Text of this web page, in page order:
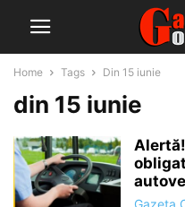
Home Tags Din 15 iunie
din 15 iunie
Gazeta